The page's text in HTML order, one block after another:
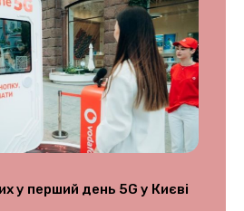
у перший день 5G у Києві